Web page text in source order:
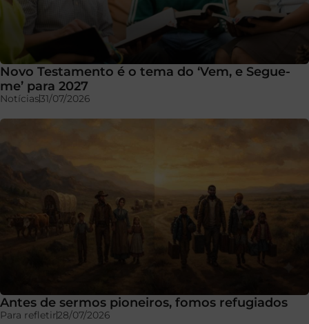
Novo Testamento é o tema do ‘Vem, e Segue-
me’ para 2027
Notícias31/07/2026
Antes de sermos pioneiros, fomos refugiados
Para refletir28/07/2026